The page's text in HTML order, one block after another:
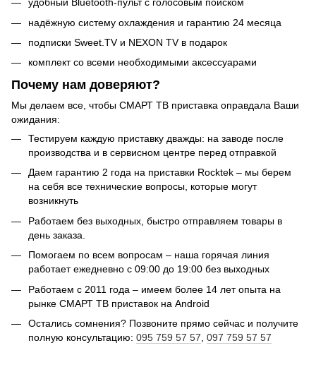
удобный Bluetooth-пульт с голосовым поиском
надёжную систему охлаждения и гарантию 24 месяца
подписки Sweet.TV и NEXON TV в подарок
комплект со всеми необходимыми аксессуарами
Почему нам доверяют?
Мы делаем все, чтобы СМАРТ ТВ приставка оправдала Ваши
ожидания:
Тестируем каждую приставку дважды: на заводе после
производства и в сервисном центре перед отправкой
Даем гарантию 2 года на приставки Rocktek – мы берем
на себя все технические вопросы, которые могут
возникнуть
Работаем без выходных, быстро отправляем товары в
день заказа.
Помогаем по всем вопросам – наша горячая линия
работает ежедневно с 09:00 до 19:00 без выходных
Работаем с 2011 года – имеем более 14 лет опыта на
рынке СМАРТ ТВ приставок на Android
Остались сомнения? Позвоните прямо сейчас и получите
полную консультацию: 095 759 57 57 097 759 57 57